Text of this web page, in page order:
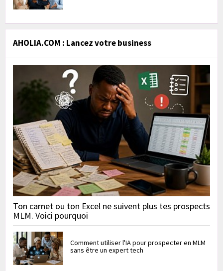
AHOLIA.COM : Lancez votre business
Ton carnet ou ton Excel ne suivent plus tes prospects
MLM. Voici pourquoi
Comment utiliser l'IA pour prospecter en MLM
sans être un expert tech